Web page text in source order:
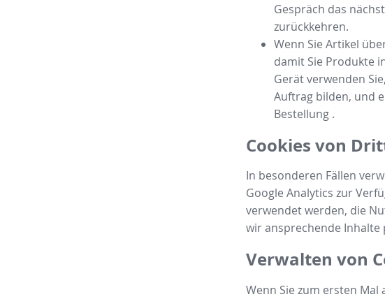
Gespräch das
zurückkehren.
Wenn Sie Artikel
damit Sie Produkte
Gerät verwenden
Auftrag bilden, und
Bestellung .
Cookies von
In besonderen Fällen
Google Analytics zur
verwendet werden, die
wir ansprechende
Verwalten von
Wenn Sie zum ersten